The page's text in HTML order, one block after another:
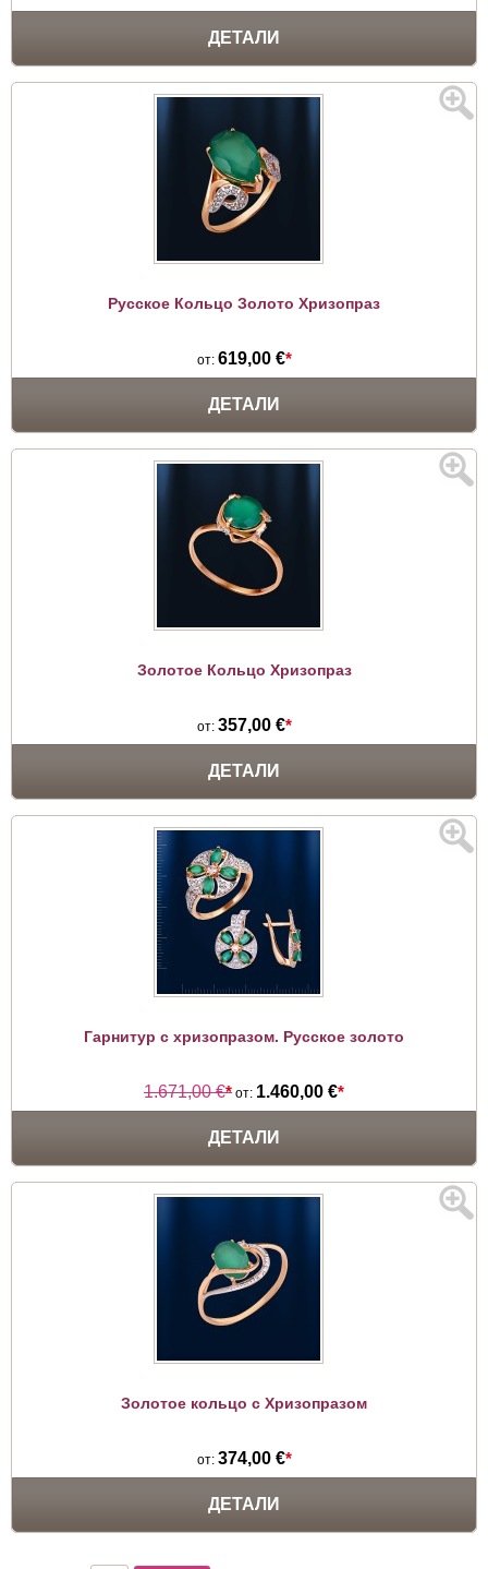
ДЕТАЛИ
Русское Кольцо Золото Хризопраз
от: 619,00 €*
ДЕТАЛИ
Золотое Кольцо Хризопраз
от: 357,00 €*
ДЕТАЛИ
Гарнитур с хризопразом. Русское золото
1.671,00 €* от: 1.460,00 €*
ДЕТАЛИ
Золотое кольцо с Хризопразом
от: 374,00 €*
ДЕТАЛИ